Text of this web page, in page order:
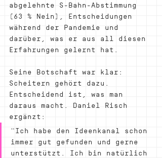
abgelehnte S-Bahn-Abstimmung
(63 % Nein), Entscheidungen
während der Pandemie und
darüber, was er aus all diesen
Erfahrungen gelernt hat.
Seine Botschaft war klar:
Scheitern gehört dazu.
Entscheidend ist, was man
daraus macht. Daniel Risch
ergänzt:
"Ich habe den Ideenkanal schon
immer gut gefunden und gerne
unterstützt. Ich bin natürlich